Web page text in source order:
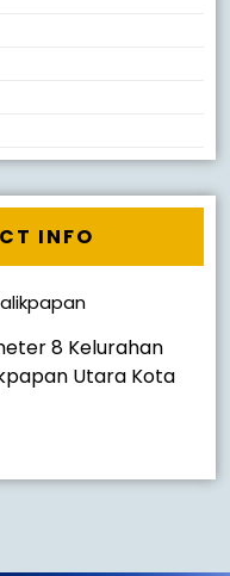
INFO
8 Kelurahan
Utara Kota